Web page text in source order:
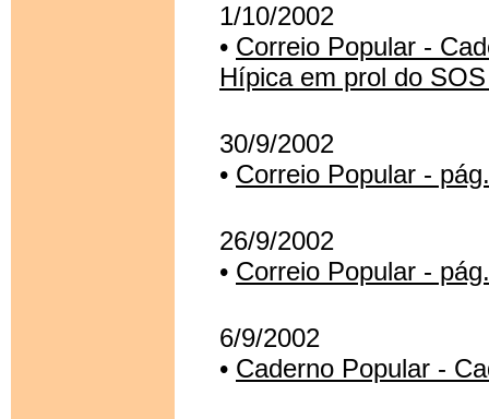
1/10/2002
• Correio Popular -
Hípica em prol do
30/9/2002
• Correio Popular -
26/9/2002
• Correio Popular -
6/9/2002
• Caderno Popular -